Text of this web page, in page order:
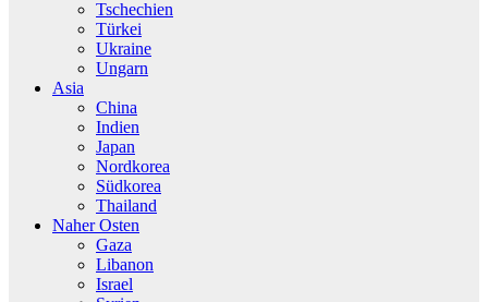
Tschechien
Türkei
Ukraine
Ungarn
Asia
China
Indien
Japan
Nordkorea
Südkorea
Thailand
Naher Osten
Gaza
Libanon
Israel